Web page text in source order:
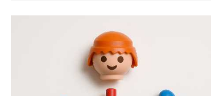
Décors
Rôle
(JDR
Ou
RPG)